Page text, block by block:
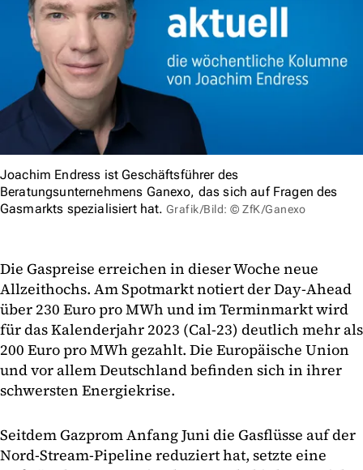
Joachim Endress ist Geschäftsführer des
Beratungsunternehmens Ganexo, das sich auf Fragen des
Gasmarkts spezialisiert hat. Grafik/Bild: © ZfK/Ganexo
Die Gaspreise erreichen in dieser Woche neue
Allzeithochs. Am Spotmarkt notiert der Day-Ahead
über 230 Euro pro MWh und im Terminmarkt wird
für das Kalenderjahr 2023 (Cal-23) deutlich mehr als
200 Euro pro MWh gezahlt. Die Europäische Union
und vor allem Deutschland befinden sich in ihrer
schwersten Energiekrise.
Seitdem Gazprom Anfang Juni die Gasflüsse auf der
Nord-Stream-Pipeline reduziert hat, setzte eine